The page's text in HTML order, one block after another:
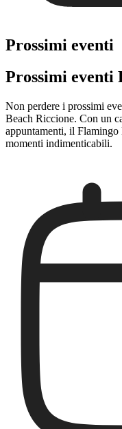
Prossimi eventi
Prossimi eventi
Non perdere i prossimi
Beach Riccione. Con un
appuntamenti, il
momenti indimenticabili.